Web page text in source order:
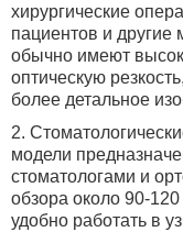
хирургические
пациентов и
обычно имеют
оптическую
более детальное
2.
модели
стоматологами и
обзора около 90-
удобно работать в